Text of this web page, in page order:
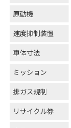
原動機
速度抑制装置
車体寸法
ミッション
排ガス規制
リサイクル券